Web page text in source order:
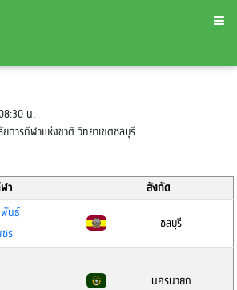
น.
การกีฬาแห่งขาติ วิทยาเขตชลบุรี
า สังกัด
นธ์
ร
ชลบุรี
นครนายก